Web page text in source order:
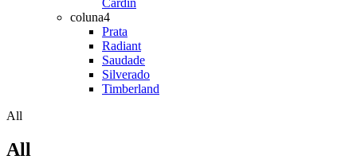
Cardin
coluna4
Prata
Radiant
Saudade
Silverado
Timberland
All
All